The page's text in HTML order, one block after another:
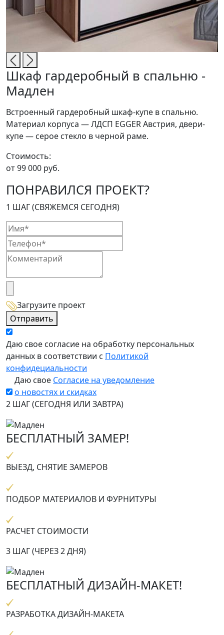
Шкаф гардеробный в спальню -
Мадлен
Встроенный гардеробный шкаф-купе в спальню.
Материал корпуса — ЛДСП EGGER Австрия, двери-
купе — серое стекло в черной раме.
Стоимость:
от 99 000 руб.
ПОНРАВИЛСЯ ПРОЕКТ?
1 ШАГ (СВЯЖЕМСЯ СЕГОДНЯ)
Загрузите проект
Отправить
Даю свое согласие на обработку персональных
данных в соответствии с Политикой
конфидециальности
Даю свое Согласие на уведомление
о новостях и скидках
2 ШАГ (СЕГОДНЯ ИЛИ ЗАВТРА)
БЕСПЛАТНЫЙ ЗАМЕР!
ВЫЕЗД, СНЯТИЕ ЗАМЕРОВ
ПОДБОР МАТЕРИАЛОВ И ФУРНИТУРЫ
РАСЧЕТ СТОИМОСТИ
3 ШАГ (ЧЕРЕЗ 2 ДНЯ)
БЕСПЛАТНЫЙ ДИЗАЙН-МАКЕТ!
РАЗРАБОТКА ДИЗАЙН-МАКЕТА